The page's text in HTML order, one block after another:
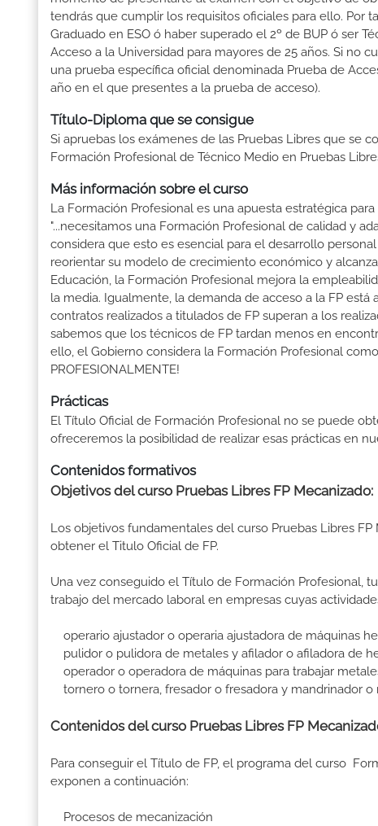
tendrás que cumplir los requisitos oficiales para ello. Por
Graduado en ESO ó haber superado el 2º de BUP ó ser
Acceso a la Universidad para mayores de 25 años. Si no
una prueba específica oficial denominada Prueba de
año en el que presentes a la prueba de acceso).
Título-Diploma que se consigue
Si apruebas los exámenes de las Pruebas Libres que se
Formación Profesional de Técnico Medio en Pruebas
Más información sobre el curso
La Formación Profesional es una apuesta estratégica
"...necesitamos una Formación Profesional de calidad y
considera que esto es esencial para el desarrollo
reorientar su modelo de crecimiento económico y
Educación, la Formación Profesional mejora la
la media. Igualmente, la demanda de acceso a la FP
contratos realizados a titulados de FP superan a los
sabemos que los técnicos de FP tardan menos en
ello, el Gobierno considera la Formación Profesional como
PROFESIONALMENTE!
Prácticas
El Título Oficial de Formación Profesional no se puede
ofreceremos la posibilidad de realizar esas prácticas en
Contenidos formativos
Objetivos del curso Pruebas Libres FP Mecanizado:
Los objetivos fundamentales del curso Pruebas Libres
obtener el Titulo Oficial de FP.
Una vez conseguido el Título de Formación Profesional,
trabajo del mercado laboral en empresas cuyas
operario ajustador o operaria ajustadora de máquinas
pulidor o pulidora de metales y afilador o afiladora de
operador o operadora de máquinas para trabajar
tornero o tornera, fresador o fresadora y mandrinador o
Contenidos del curso Pruebas Libres FP
Para conseguir el Título de FP, el programa del curso
exponen a continuación:
Procesos de mecanización